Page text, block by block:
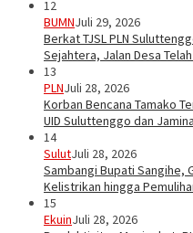
12
BUMNJuli 29, 2026
Berkat TJSL PLN
Sejahtera, Jalan Desa
13
PLNJuli 28, 2026
Korban Bencana Tamako
UID Suluttenggo dan
14
SulutJuli 28, 2026
Sambangi Bupati Sangihe,
Kelistrikan hingga
15
EkuinJuli 28, 2026